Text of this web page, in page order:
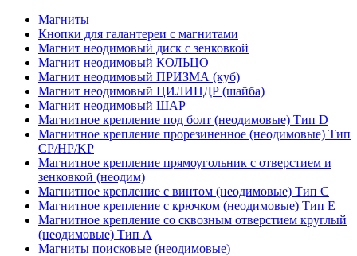
Магниты
Кнопки для галантереи с магнитами
Магнит неодимовый диск с зенковкой
Магнит неодимовый КОЛЬЦО
Магнит неодимовый ПРИЗМА (куб)
Магнит неодимовый ЦИЛИНДР (шайба)
Магнит неодимовый ШАР
Магнитное крепление под болт (неодимовые) Тип D
Магнитное крепление прорезиненное (неодимовые) Тип
CP/HP/KP
Магнитное крепление прямоугольник с отверстием и
зенковкой (неодим)
Магнитное крепление с винтом (неодимовые) Тип С
Магнитное крепление с крючком (неодимовые) Тип Е
Магнитное крепление со сквозным отверстием круглый
(неодимовые) Тип А
Магниты поисковые (неодимовые)